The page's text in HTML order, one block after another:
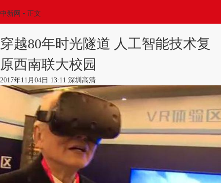
中新网 • 正文
穿越80年时光隧道 人工智能技术复
原西南联大校园
2017年11月04日 13:11 深圳高清